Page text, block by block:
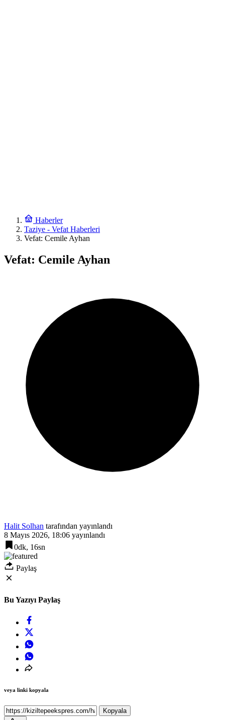
Haberler
Taziye - Vefat Haberleri
Vefat: Cemile Ayhan
Vefat: Cemile Ayhan
Halit Solhan tarafından yayınlandı
8 Mayıs 2026, 18:06 yayınlandı
0dk, 16sn
Paylaş
Bu Yazıyı Paylaş
veya linki kopyala
Kopyala